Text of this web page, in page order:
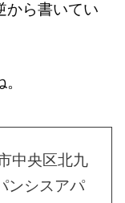
から書いてい
中央区北九
ンシスアパ